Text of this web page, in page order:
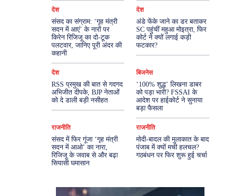
देश
संसद का संग्राम: ‘गृह मंत्री
सदन में आएं’ के नारों पर
किरेन रिजिजू का दो-टूक
पलटवार, जानिए पूरी अंदर की
कहानी
देश
अंडे फेंके जाने का डर बताकर
SC पहुंचीं महुआ मोइत्रा, फिर
कोर्ट ने क्यों लगाई कड़ी
फटकार?
देश
RSS प्रमुख की बात से गदगद
अभिजीत दीपके, BJP नेताओं
को दे डाली बड़ी नसीहत
बिजनेस
‘100% शुद्ध’ लिखना डाबर
को पड़ा भारी? FSSAI के
आदेश पर हाईकोर्ट ने सुनाया
बड़ा फैसला
राजनीति
संसद में फिर गूंजा ‘गृह मंत्री
सदन में आओ’ का नारा,
रिजिजू के जवाब से और बढ़ा
सियासी घमासान
राजनीति
मोदी-बादल की मुलाकात के बाद
पंजाब में क्यों मची हलचल?
गठबंधन पर फिर शुरू हुई चर्चा